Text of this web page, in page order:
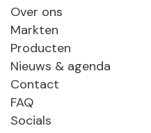
Over ons
Markten
Producten
Nieuws & agenda
Contact
FAQ
Socials